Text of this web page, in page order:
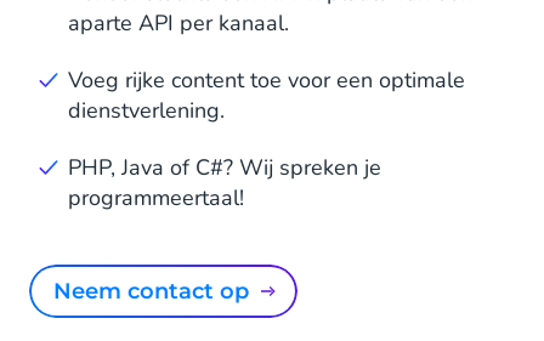
aparte API per kanaal.
Voeg rijke content toe voor een optimale
dienstverlening.
PHP, Java of C#? Wij spreken je
programmeertaal!
Neem contact op